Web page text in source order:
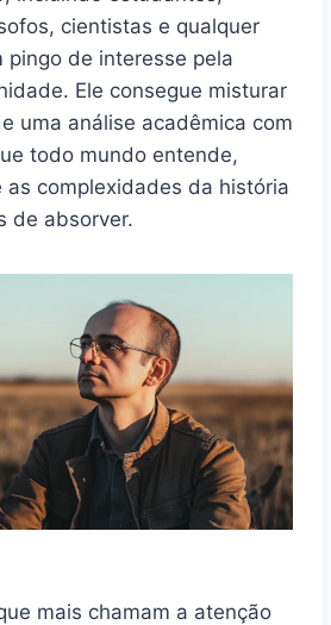
cientistas e qualquer
pingo de interesse pela
Ele consegue misturar
uma análise acadêmica com
todo mundo entende,
as complexidades da história
de absorver.
mais chamam a atenção